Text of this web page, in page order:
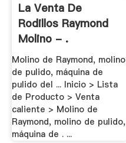
La Venta De
Rodillos Raymond
Molino - .
Molino de Raymond, molino
de pulido, máquina de
pulido del ... Inicio > Lista
de Producto > Venta
caliente > Molino de
Raymond, molino de pulido,
máquina de . ...